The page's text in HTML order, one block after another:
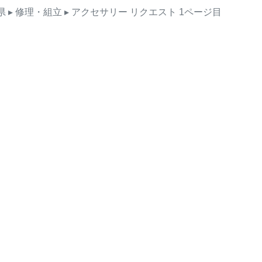
▸ 修理・組立 ▸ アクセサリー リクエスト 1ページ目